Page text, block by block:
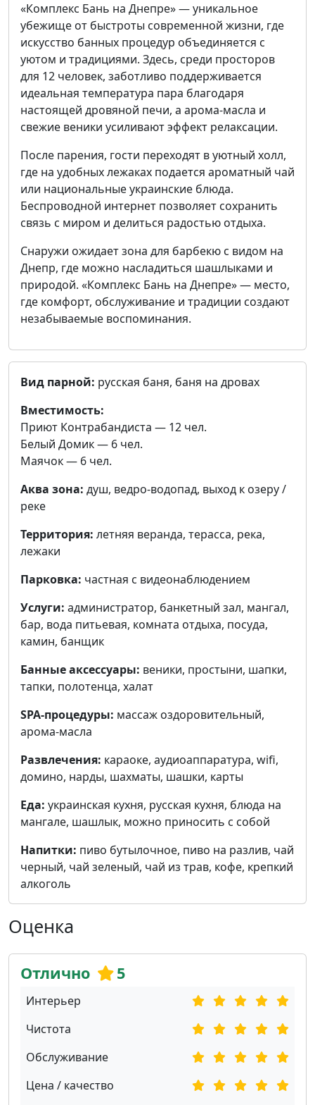
«Комплекс Бань на Днепре» — уникальное
убежище от быстроты современной жизни, где
искусство банных процедур объединяется с
уютом и традициями. Здесь, среди просторов
для 12 человек, заботливо поддерживается
идеальная температура пара благодаря
настоящей дровяной печи, а арома-масла и
свежие веники усиливают эффект релаксации.
После парения, гости переходят в уютный холл,
где на удобных лежаках подается ароматный чай
или национальные украинские блюда.
Беспроводной интернет позволяет сохранить
связь с миром и делиться радостью отдыха.
Снаружи ожидает зона для барбекю с видом на
Днепр, где можно насладиться шашлыками и
природой. «Комплекс Бань на Днепре» — место,
где комфорт, обслуживание и традиции создают
незабываемые воспоминания.
Вид парной: русская баня, баня на дровах
Вместимость:
Приют Контрабандиста — 12 чел.
Белый Домик — 6 чел.
Маячок — 6 чел.
Аква зона: душ, ведро-водопад, выход к озеру /
реке
Территория: летняя веранда, терасса, река,
лежаки
Парковка: частная с видеонаблюдением
Услуги: администратор, банкетный зал, мангал,
бар, вода питьевая, комната отдыха, посуда,
камин, банщик
Банные аксессуары: веники, простыни, шапки,
тапки, полотенца, халат
SPA-процедуры: массаж оздоровительный,
арома-масла
Развлечения: караоке, аудиоаппаратура, wifi,
домино, нарды, шахматы, шашки, карты
Еда: украинская кухня, русская кухня, блюда на
мангале, шашлык, можно приносить с собой
Напитки: пиво бутылочное, пиво на разлив, чай
черный, чай зеленый, чай из трав, кофе, крепкий
алкоголь
Оценка
Отлично 5
Интерьер
Чистота
Обслуживание
Цена / качество